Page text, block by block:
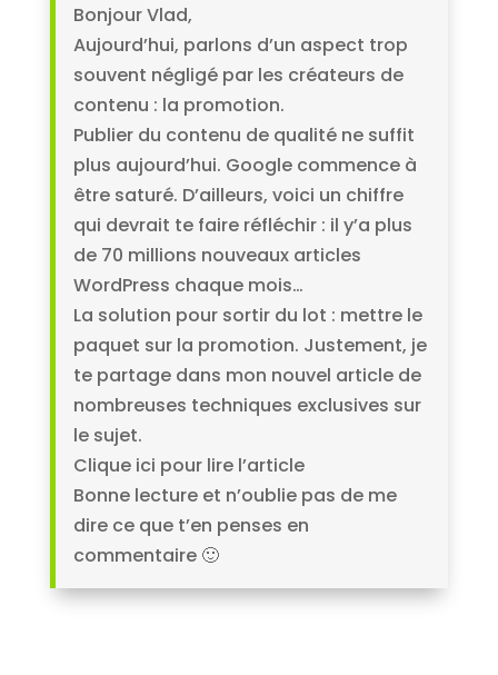
Bonjour Vlad,
Aujourd’hui, parlons d’un aspect trop
souvent négligé par les créateurs de
contenu : la promotion.
Publier du contenu de qualité ne suffit
plus aujourd’hui. Google commence à
être saturé. D’ailleurs, voici un chiffre
qui devrait te faire réfléchir : il y’a plus
de 70 millions nouveaux articles
WordPress chaque mois…
La solution pour sortir du lot : mettre le
paquet sur la promotion. Justement, je
te partage dans mon nouvel article de
nombreuses techniques exclusives sur
le sujet.
Clique ici pour lire l’article
Bonne lecture et n’oublie pas de me
dire ce que t’en penses en
commentaire 🙂